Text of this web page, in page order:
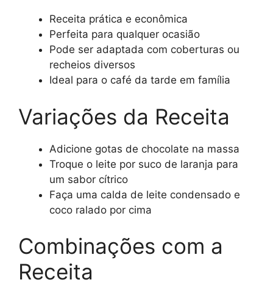
Receita prática e econômica
Perfeita para qualquer ocasião
Pode ser adaptada com coberturas ou
recheios diversos
Ideal para o café da tarde em família
Variações da Receita
Adicione gotas de chocolate na massa
Troque o leite por suco de laranja para
um sabor cítrico
Faça uma calda de leite condensado e
coco ralado por cima
Combinações com a
Receita